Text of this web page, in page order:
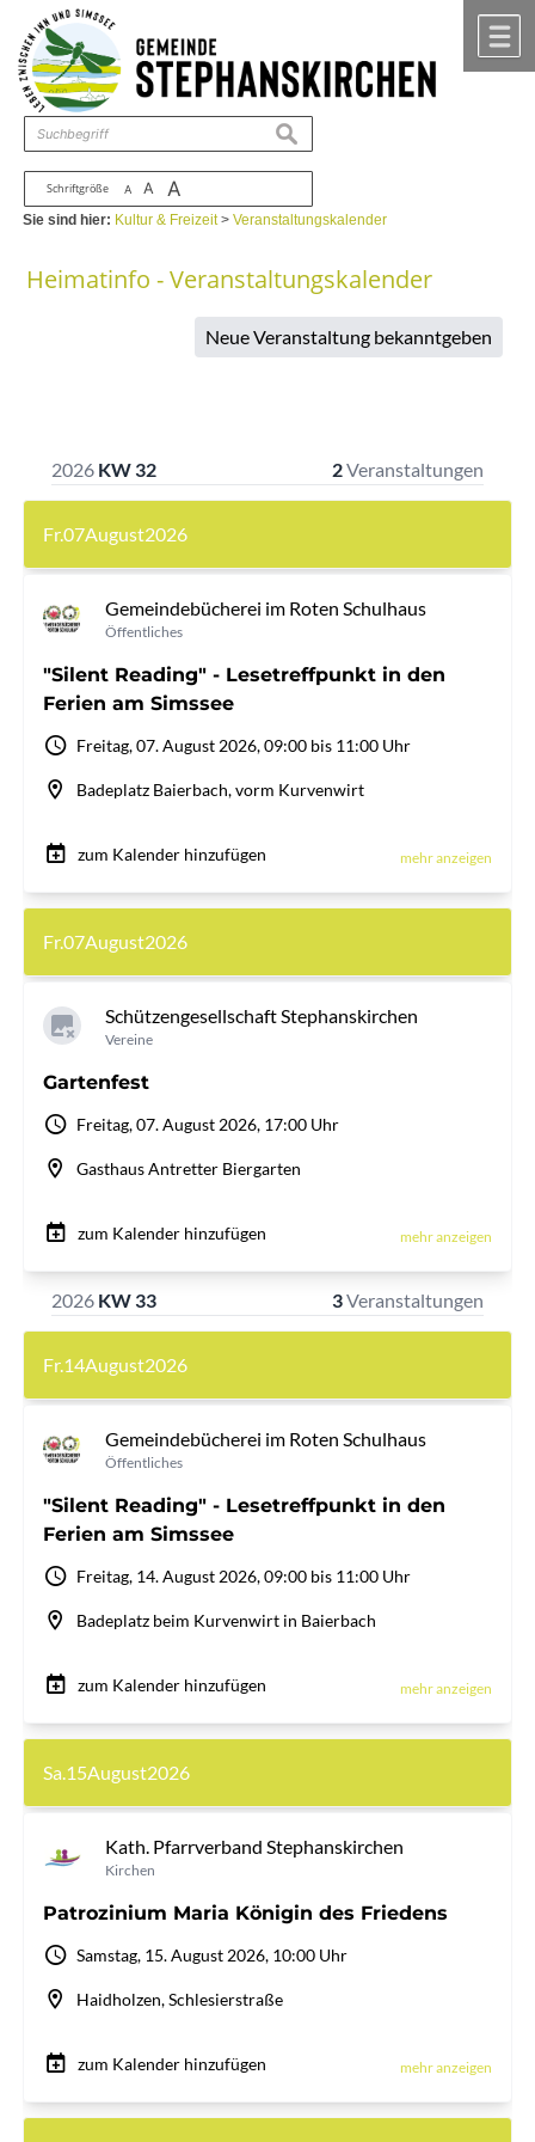
Zum Inhalt ,zur Navigation
Schriftgröße A A A
suchen
Sie sind hier: Kultur & Freizeit>Veranstaltungskalender
Heimatinfo - Veranstaltungskalender